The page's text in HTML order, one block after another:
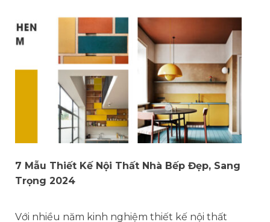
7 Mẫu Thiết Kế Nội Thất Nhà Bếp Đẹp, Sang
Trọng 2024
Với nhiều năm kinh nghiệm thiết kế nội thất